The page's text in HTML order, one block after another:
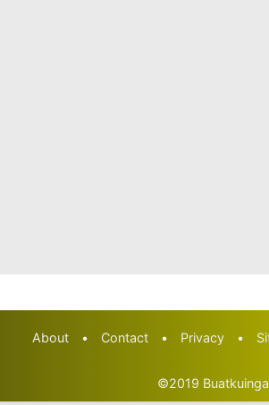
About • Contact • Privacy •
©2019